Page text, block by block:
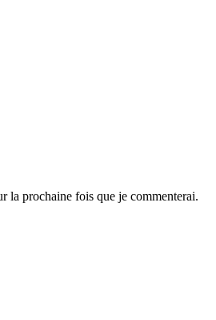
la prochaine fois que je commenterai.